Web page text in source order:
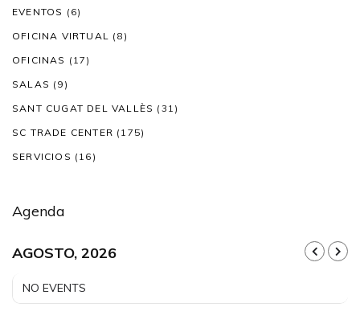
EVENTOS (6)
OFICINA VIRTUAL (8)
OFICINAS (17)
SALAS (9)
SANT CUGAT DEL VALLÈS (31)
SC TRADE CENTER (175)
SERVICIOS (16)
Agenda
AGOSTO, 2026
NO EVENTS